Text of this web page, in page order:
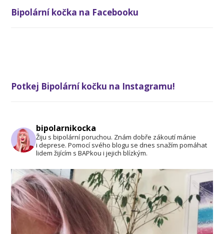
Bipolární kočka na Facebooku
Potkej Bipolární kočku na Instagramu!
bipolarnikocka
Žiju s bipolární poruchou. Znám dobře zákoutí mánie
i deprese. Pomocí svého blogu se dnes snažím pomáhat
lidem žijícím s BAPkou i jejich blízkým.